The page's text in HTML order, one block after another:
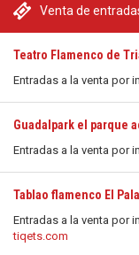
Venta de
Teatro Flamenco de
Entradas a la venta por
Guadalpark el parque
Entradas a la venta por
Tablao flamenco El
Entradas a la venta por
tiqets.com